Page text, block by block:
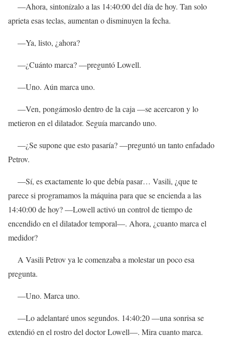
—Ahora, sintonízalo a las 14:40:00 del día de hoy. Tan solo
aprieta esas teclas, aumentan o disminuyen la fecha.
—Ya, listo, ¿ahora?
—¿Cuánto marca? —preguntó Lowell.
—Uno. Aún marca uno.
—Ven, pongámoslo dentro de la caja —se acercaron y lo
metieron en el dilatador. Seguía marcando uno.
—¿Se supone que esto pasaría? —preguntó un tanto enfadado
Petrov.
—Sí, es exactamente lo que debía pasar… Vasili, ¿que te
parece si programamos la máquina para que se encienda a las
14:40:00 de hoy? —Lowell activó un control de tiempo de
encendido en el dilatador temporal—. Ahora, ¿cuanto marca el
medidor?
A Vasili Petrov ya le comenzaba a molestar un poco esa
pregunta.
—Uno. Marca uno.
—Lo adelantaré unos segundos. 14:40:20 —una sonrisa se
extendió en el rostro del doctor Lowell—. Mira cuanto marca.